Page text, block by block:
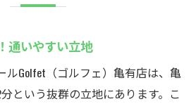
通いやすい立地
ルGolfet（ゴルフェ）亀有店は、亀
という抜群の立地にあります。こ